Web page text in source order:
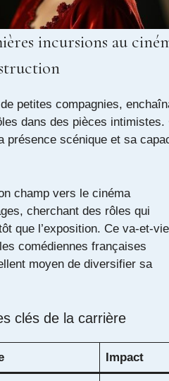
incursions au
petites compagnies,
dans des pièces intimistes.
présence scénique et sa
champ vers le cinéma
cherchant des rôles qui
que l’exposition. Ce va-et-
comédiennes françaises
moyen de diversifier sa
clés de la carrière
Impact